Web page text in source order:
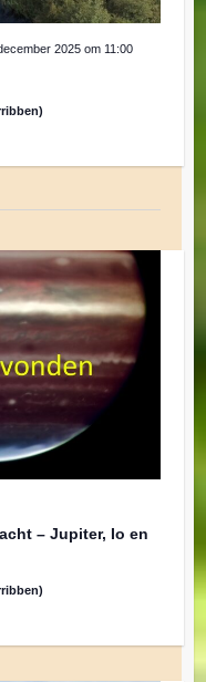
2025 om 11:00
– Jupiter, Io en